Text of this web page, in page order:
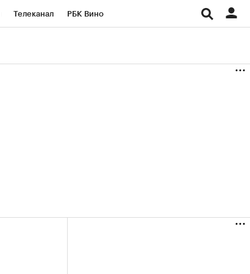
Телеканал РБК Вино